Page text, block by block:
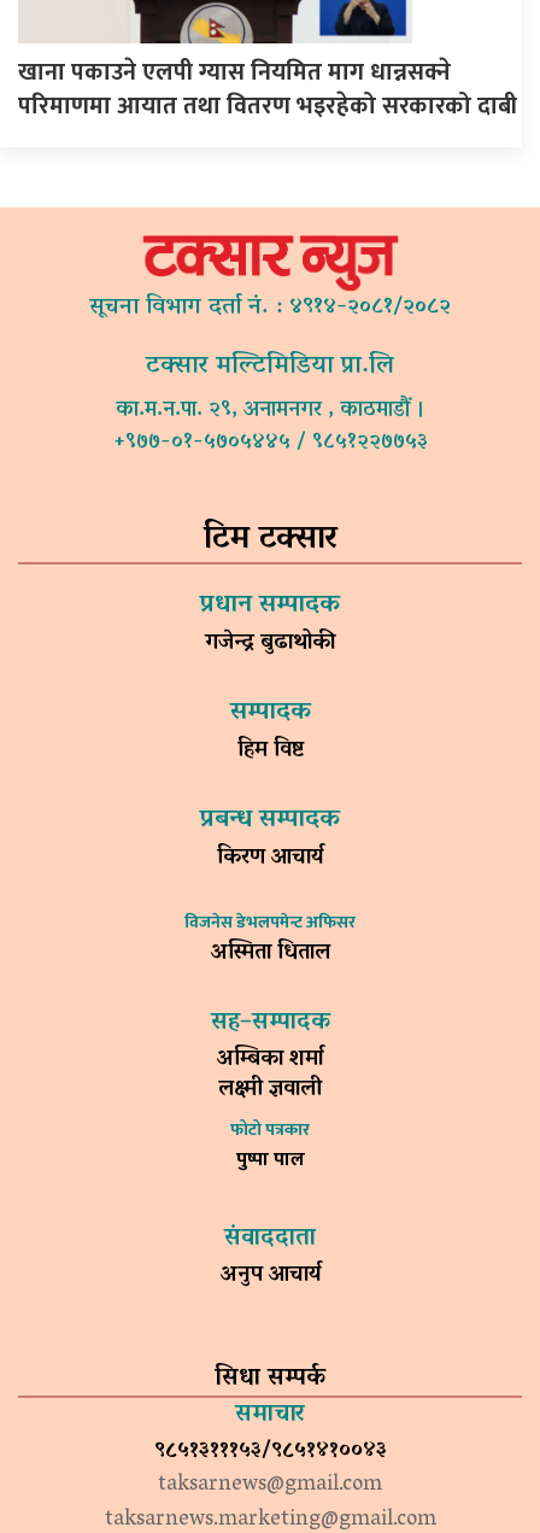
खाना पकाउने एलपी ग्यास नियमित माग धान्नसक्ने
परिमाणमा आयात तथा वितरण भइरहेको सरकारको दाबी
सूचना विभाग दर्ता नं. : ४९१४-२०८१/२०८२
टक्सार मल्टिमिडिया प्रा.लि
का.म.न.पा. २९, अनामनगर , काठमाडौं ।
+९७७-०१-५७०५४४५ / ९८५१२२७७५३
टिम टक्सार
प्रधान सम्पादक
गजेन्द्र बुढाथोकी
सम्पादक
हिम विष्ट
प्रबन्ध सम्पादक
किरण आचार्य
विजनेस डेभलपमेन्ट अफिसर
अस्मिता धिताल
सह–सम्पादक
अम्बिका शर्मा
लक्ष्मी ज्ञवाली
फोटो पत्रकार
पुष्पा पाल
संवाददाता
अनुप आचार्य
सिधा सम्पर्क
समाचार
९८५१३१११५३/९८५१४१००४३
taksarnews@gmail.com
taksarnews.marketing@gmail.com